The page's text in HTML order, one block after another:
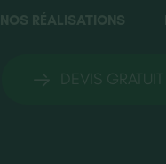
NOS RÉALISATIONS
DEVIS GRATUIT